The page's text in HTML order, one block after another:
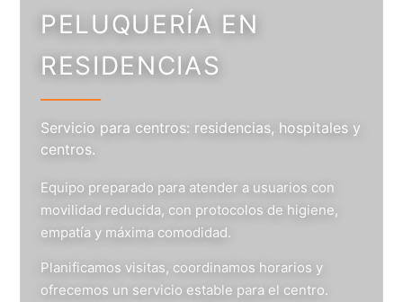
PELUQUERÍA EN
RESIDENCIAS
Servicio para centros: residencias, hospitales y
centros.
Equipo preparado para atender a usuarios con
movilidad reducida, con protocolos de higiene,
empatía y máxima comodidad.
Planificamos visitas, coordinamos horarios y
ofrecemos un servicio estable para el centro.